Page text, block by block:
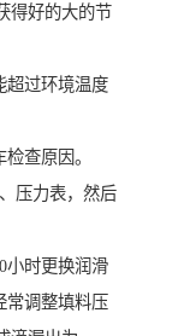
得好的大的节
超过环境温度
查原因。
压力表，然后
小时更换润滑
常调整填料压